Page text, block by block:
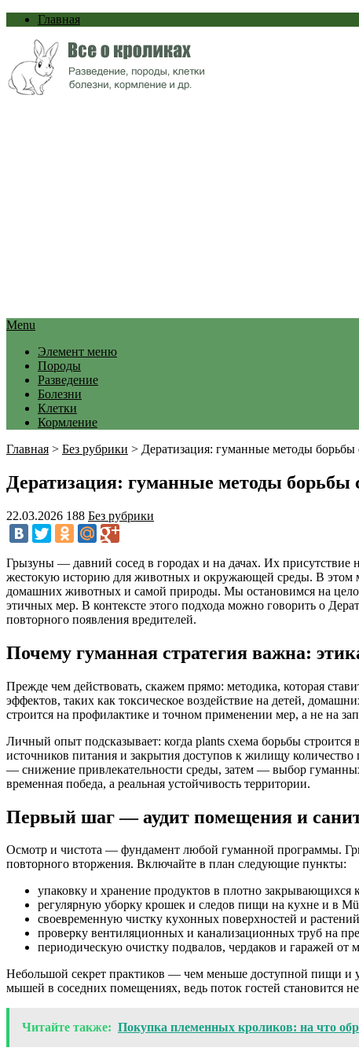
Главная
Menu
Элемент меню
Породы
Разведение
Болезни
Клетки
Кормление
Главная > Без рубрики > Дератизация: гуманные методы борьбы
Дератизация: гуманные методы борьбы
22.03.2026 188 Без рубрики
Грызуны — давний сосед в городах и на дачах. Их присутствие
жестокую историю для животных и окружающей среды. В этом
домашних животных и самой природы. Мы остановимся на
этичных мер. В контексте этого подхода можно говорить о
повторного появления вредителей.
Почему гуманная стратегия важна:
Прежде чем действовать, скажем прямо: методика, которая
эффектов, таких как токсическое воздействие на детей,
строится на профилактике и точном применении мер, а не на
Личный опыт подсказывает: когда plants схема борьбы строится
источников питания и закрытия доступов к жилищу
— снижение привлекательности среды, затем — выбор
временная победа, а реальная устойчивость территории.
Первый шаг — аудит помещения и
Осмотр и чистота — фундамент любой гуманной программы.
повторного вторжения. Включайте в план следующие пункты:
упаковку и хранение продуктов в плотно закрывающихся
регулярную уборку крошек и следов пищи на кухне и в
своевременную чистку кухонных поверхностей и
проверку вентиляционных и канализационных труб на
периодическую очистку подвалов, чердаков и гаражей от
Небольшой секрет практиков — чем меньше доступной пищи и
мышей в соседних помещениях, ведь поток гостей становится
Читайте также: Покупка племенных кроликов: на что